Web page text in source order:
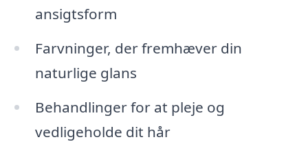
ansigtsform
Farvninger, der fremhæver din
naturlige glans
Behandlinger for at pleje og
vedligeholde dit hår